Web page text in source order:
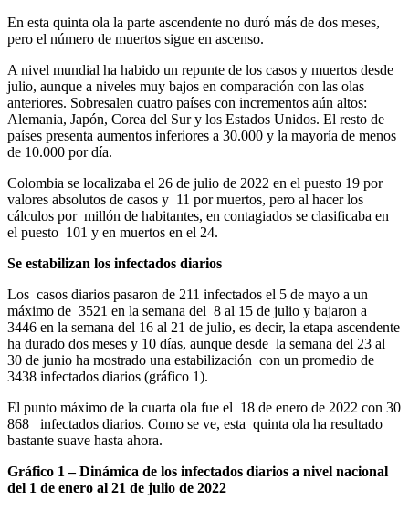
En esta quinta ola la parte ascendente no duró más de dos meses,
pero el número de muertos sigue en ascenso.
A nivel mundial ha habido un repunte de los casos y muertos desde
julio, aunque a niveles muy bajos en comparación con las olas
anteriores. Sobresalen cuatro países con incrementos aún altos:
Alemania, Japón, Corea del Sur y los Estados Unidos. El resto de
países presenta aumentos inferiores a 30.000 y la mayoría de menos
de 10.000 por día.
Colombia se localizaba el 26 de julio de 2022 en el puesto 19 por
valores absolutos de casos y 11 por muertos, pero al hacer los
cálculos por millón de habitantes, en contagiados se clasificaba en
el puesto 101 y en muertos en el 24.
Se estabilizan los infectados diarios
Los casos diarios pasaron de 211 infectados el 5 de mayo a un
máximo de 3521 en la semana del 8 al 15 de julio y bajaron a
3446 en la semana del 16 al 21 de julio, es decir, la etapa ascendente
ha durado dos meses y 10 días, aunque desde la semana del 23 al
30 de junio ha mostrado una estabilización con un promedio de
3438 infectados diarios (gráfico 1).
El punto máximo de la cuarta ola fue el 18 de enero de 2022 con 30
868 infectados diarios. Como se ve, esta quinta ola ha resultado
bastante suave hasta ahora.
Gráfico 1 – Dinámica de los infectados diarios a nivel nacional
del 1 de enero al 21 de julio de 2022